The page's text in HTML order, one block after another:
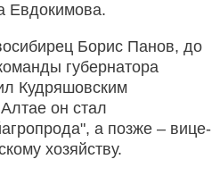
Евдокимова.
Борис Панов, до
губернатора
Кудряшовским
он стал
а позже – вице-
хозяйству.